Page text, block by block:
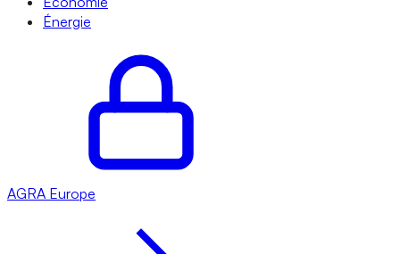
Énergie
AGRA Europe